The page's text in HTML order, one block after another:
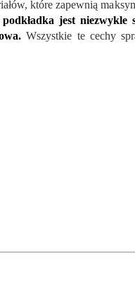
które zapewnią
jest
Wszystkie te cechy